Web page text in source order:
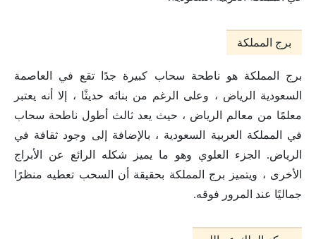
برج المملكة
برج المملكة هو ناطحة سحاب كبيرة جدًا تقع في العاصمة
السعودية الرياض ، وعلى الرغم من بنائه حديثًا ، إلا أنه يعتبر
معلمًا من معالم الرياض ، حيث يعد ثالث أطول ناطحة سحاب
في المملكة العربية السعودية ، بالإضافة إلى وجود ثقافة في
الرياض. الجزء العلوي وهو ما يميز شكله الرائع عن الأبراج
الأخرى ، ويتميز برج المملكة بحقيقة أن السحب تعطيه منظرًا
جماليًا عند المرور فوقه.